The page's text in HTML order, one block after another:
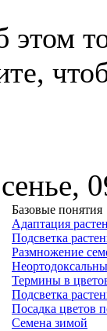
Базовые понятия
Адаптация
Подсветка
Размножение
Термины в
Подсветка
Посадка цветов
Семена зимой